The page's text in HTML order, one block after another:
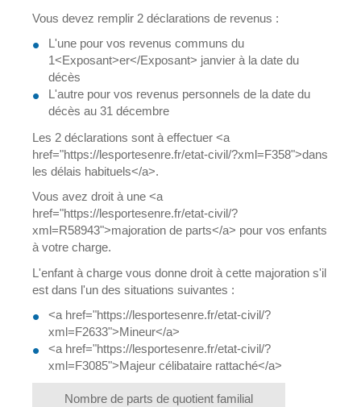
Vous devez remplir 2 déclarations de revenus :
L'une pour vos revenus communs du
1<Exposant>er</Exposant> janvier à la date du
décès
L'autre pour vos revenus personnels de la date du
décès au 31 décembre
Les 2 déclarations sont à effectuer <a
href="https://lesportesenre.fr/etat-civil/?xml=F358">dans
les délais habituels</a>.
Vous avez droit à une <a
href="https://lesportesenre.fr/etat-civil/?
xml=R58943">majoration de parts</a> pour vos enfants
à votre charge.
L'enfant à charge vous donne droit à cette majoration s'il
est dans l'un des situations suivantes :
<a href="https://lesportesenre.fr/etat-civil/?
xml=F2633">Mineur</a>
<a href="https://lesportesenre.fr/etat-civil/?
xml=F3085">Majeur célibataire rattaché</a>
Nombre de parts de quotient familial